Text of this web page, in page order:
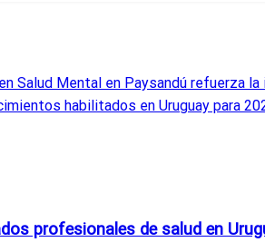
Salud Mental en Paysandú refuerza
habilitados en Uruguay para
profesionales de salud en